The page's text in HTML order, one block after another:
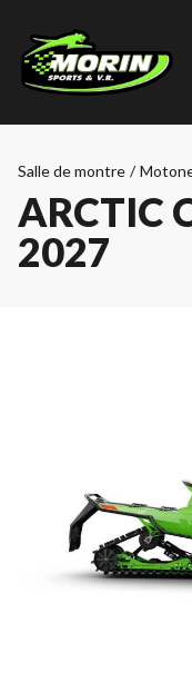
Salle de montre /
ARCTIC
2027